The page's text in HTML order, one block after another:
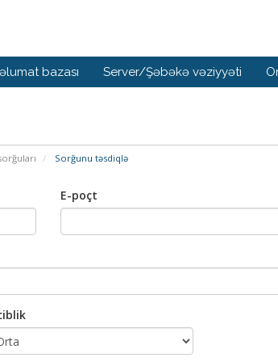
bazası Server/Şəbəkə vəziyyəti
Sorğunu təsdiqlə
E-poçt